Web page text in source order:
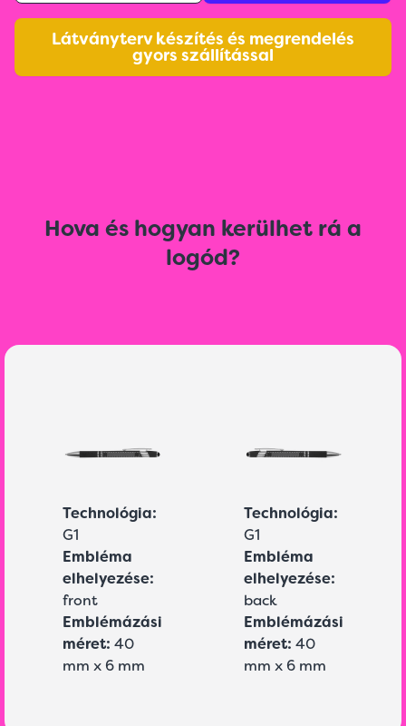
Látványterv készítés és megrendelés
gyors szállítással
Hova és hogyan kerülhet rá a
logód?
Technológia:
G1
Embléma
elhelyezése:
front
Emblémázási
méret: 40
mm x 6 mm
Technológia:
G1
Embléma
elhelyezése:
back
Emblémázási
méret: 40
mm x 6 mm